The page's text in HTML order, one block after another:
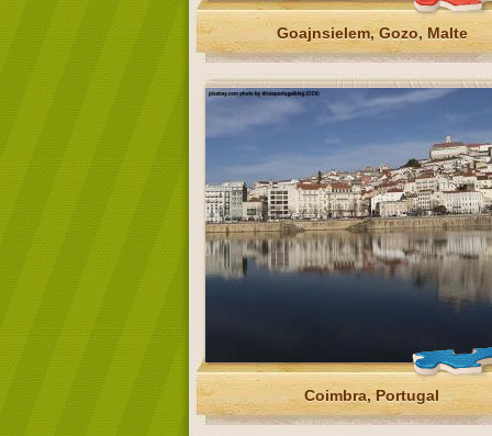
Goajnsielem, Gozo, Malte
Coimbra, Portugal